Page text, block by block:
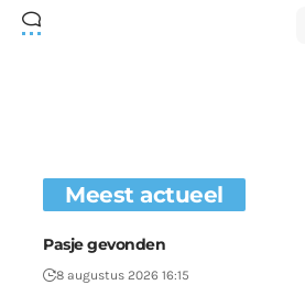
Meest actueel
Pasje gevonden
8 augustus 2026 16:15